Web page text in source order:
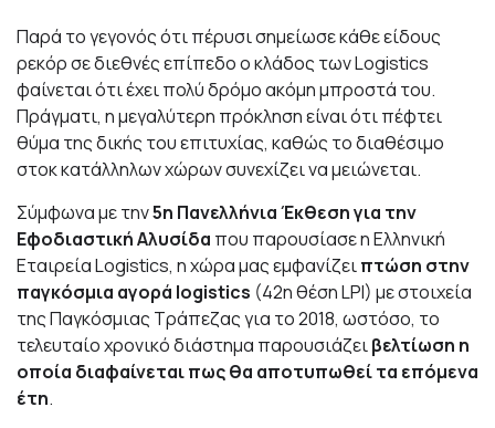
Παρά το γεγονός ότι πέρυσι σημείωσε κάθε είδους
ρεκόρ σε διεθνές επίπεδο ο κλάδος των Logistics
φαίνεται ότι έχει πολύ δρόμο ακόμη μπροστά του.
Πράγματι, η μεγαλύτερη πρόκληση είναι ότι πέφτει
θύμα της δικής του επιτυχίας, καθώς το διαθέσιμο
στοκ κατάλληλων χώρων συνεχίζει να μειώνεται.
Σύμφωνα με την5η Πανελλήνια Έκθεση για την
Εφοδιαστική Αλυσίδα που παρουσίασε η Ελληνική
Εταιρεία Logistics, η χώρα μας εμφανίζειπτώση στην
παγκόσμια αγορά logistics (42η θέση LPI) με στοιχεία
της Παγκόσμιας Τράπεζας για το 2018, ωστόσο, το
τελευταίο χρονικό διάστημα παρουσιάζειβελτίωση η
οποία διαφαίνεται πως θα αποτυπωθεί τα επόμενα
έτη.